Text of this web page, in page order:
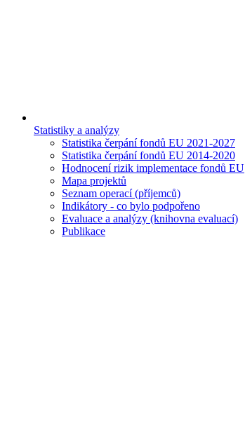
Statistiky a analýzy
Statistika čerpání fondů EU 2021-2027
Statistika čerpání fondů EU 2014-2020
Hodnocení rizik implementace fondů EU
Mapa projektů
Seznam operací (příjemců)
Indikátory - co bylo podpořeno
Evaluace a analýzy (knihovna evaluací)
Publikace